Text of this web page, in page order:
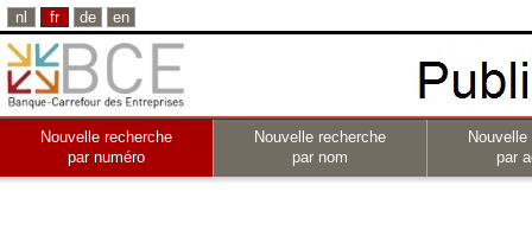
nl fr de en
Nouvelle recherche
par numéro
Nouvelle recherche
par nom
par